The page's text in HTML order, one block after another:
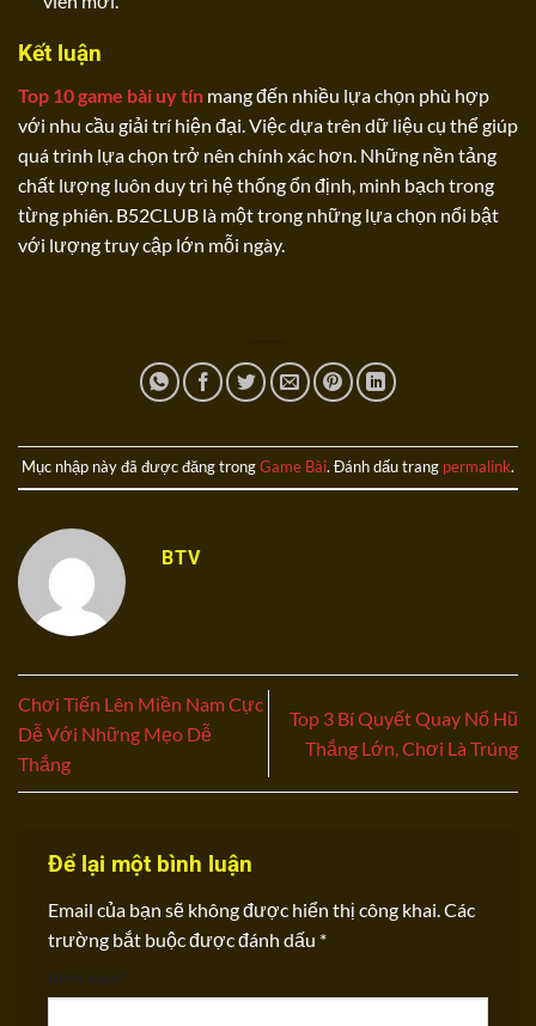
Kết luận
Top 10 game bài uy tín mang đến nhiều lựa chọn phù hợp
với nhu cầu giải trí hiện đại. Việc dựa trên dữ liệu cụ thể giúp
quá trình lựa chọn trở nên chính xác hơn. Những nền tảng
chất lượng luôn duy trì hệ thống ổn định, minh bạch trong
từng phiên. B52CLUB là một trong những lựa chọn nổi bật
với lượng truy cập lớn mỗi ngày.
Mục nhập này đã được đăng trongGame Bài. Đánh dấu trang permalink.
BTV
Chơi Tiến Lên Miền Nam Cực
Dễ Với Những Mẹo Dễ
Thắng
Top 3 Bí Quyết Quay Nổ Hũ
Thắng Lớn, Chơi Là Trúng
Để lại một bình luận
Email của bạn sẽ không được hiển thị công khai. Các
trường bắt buộc được đánh dấu *
Bình luận *